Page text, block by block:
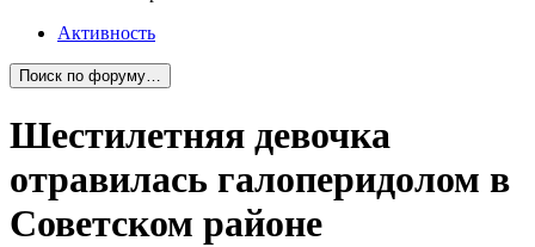
Активность
Поиск по форуму…
Шестилетняя девочка
отравилась галоперидолом в
Советском районе